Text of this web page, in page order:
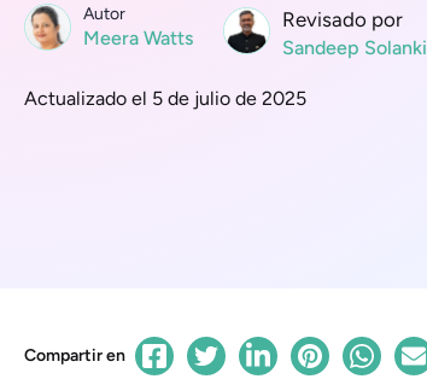
Autor
Meera Watts
Revisado por
Sandeep Solanki
Actualizado el 5 de julio de 2025
Compartir en